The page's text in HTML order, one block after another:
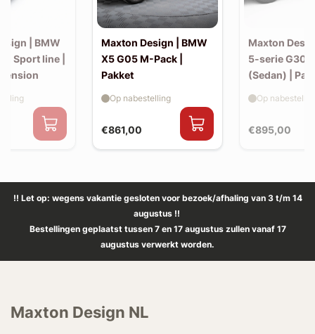
| BMW
Sport line |
Maxton Design | BMW
X5 G05 M-Pack |
Pakket
€861,00
Op nabestelling
Maxton
5-serie G30
(Sedan) |
€895,00
Op
!! Let op: wegens vakantie gesloten voor bezoek/afhaling van 3 t/m 14
augustus !!
Bestellingen geplaatst tussen 7 en 17 augustus zullen vanaf 17
augustus verwerkt worden.
Maxton Design NL